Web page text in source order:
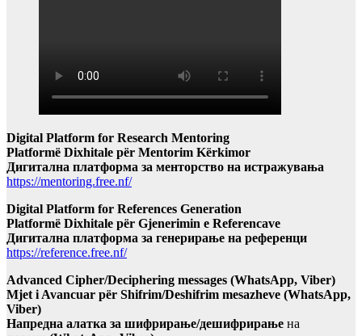
Digital Platform for Research Mentoring
Platformë Dixhitale për Mentorim Kërkimor
Дигитална платформа за менторство на истражувања
https://mentoring.free.nf/
Digital Platform for References Generation
Platformë Dixhitale për Gjenerimin e Referencave
Дигитална платформа за генерирање на референци
https://reference.free.nf/
Advanced Cipher/Deciphering messages (WhatsApp, Viber)
Mjet i Avancuar për Shifrim/Deshifrim mesazheve (WhatsApp,
Viber)
Напредна алатка за шифрирање/дешифрирање на